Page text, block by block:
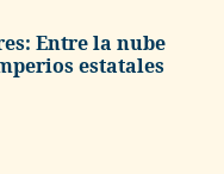
Entre la nube
estatales